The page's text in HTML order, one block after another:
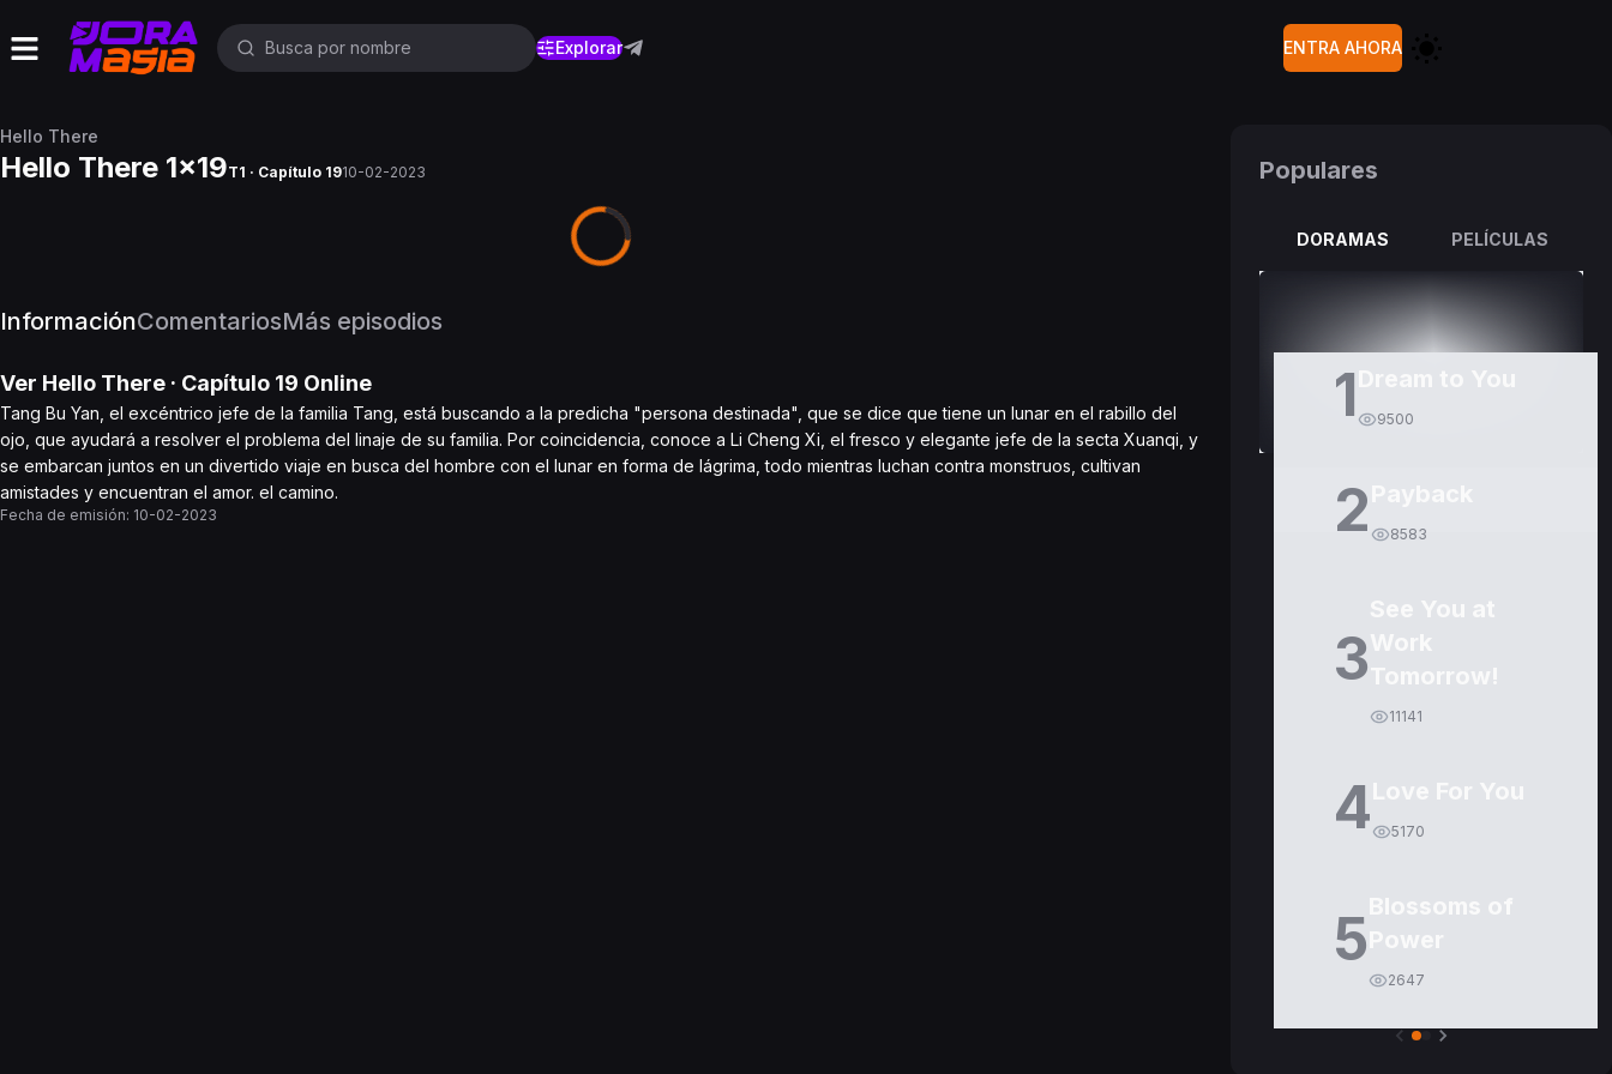
Explorar ENTRA AHORA
Hello There
Hello There 1x19T1 · Capítulo 1910-02-2023
InformaciónComentariosMás episodios
Ver Hello There · Capítulo 19 Online
Tang Bu Yan, el excéntrico jefe de la familia Tang, está buscando a la predicha "persona destinada", que se dice que tiene un lunar en el rabillo del
ojo, que ayudará a resolver el problema del linaje de su familia. Por coincidencia, conoce a Li Cheng Xi, el fresco y elegante jefe de la secta Xuanqi, y
se embarcan juntos en un divertido viaje en busca del hombre con el lunar en forma de lágrima, todo mientras luchan contra monstruos, cultivan
amistades y encuentran el amor. el camino.
Fecha de emisión: 10-02-2023
Populares
DORAMAS PELÍCULAS
1 9500
2 8583
3
11141
4 5170
5
2647